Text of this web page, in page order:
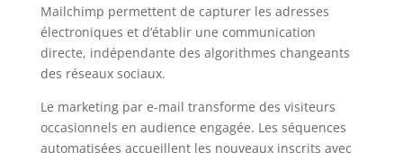
Mailchimp permettent de capturer les adresses
électroniques et d’établir une communication
directe, indépendante des algorithmes changeants
des réseaux sociaux.
Le marketing par e-mail transforme des visiteurs
occasionnels en audience engagée. Les séquences
automatisées accueillent les nouveaux inscrits avec